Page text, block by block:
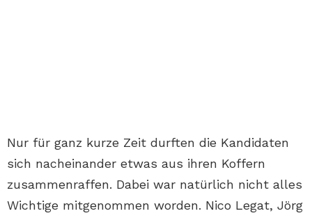
Nur für ganz kurze Zeit durften die Kandidaten
sich nacheinander etwas aus ihren Koffern
zusammenraffen. Dabei war natürlich nicht alles
Wichtige mitgenommen worden. Nico Legat, Jörg